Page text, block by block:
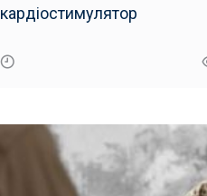
кардіостимулятор